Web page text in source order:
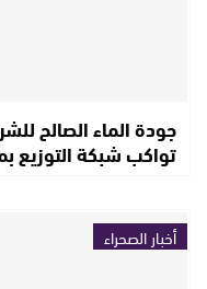
جودة الماء الصالح
تواكب شبكة التوزيع
أخبار الصحراء